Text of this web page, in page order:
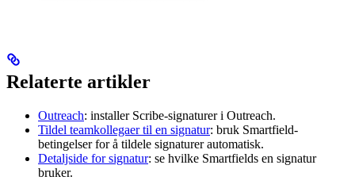
Relaterte artikler
Outreach: installer Scribe-signaturer i Outreach.
Tildel teamkollegaer til en signatur: bruk Smartfield-
betingelser for å tildele signaturer automatisk.
Detaljside for signatur: se hvilke Smartfields en signatur
bruker.